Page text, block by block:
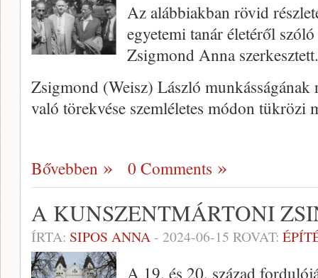
Az alábbiakban rövid
egyetemi tanár életéről
Zsigmond Anna szerkesztett.
Zsigmond (Weisz) László munkásságának
való tö­rekvése szemléletes módon tükrözi
Bővebben 0 Comments
A KUNSZENTMÁRTONI
ÍRTA: SIPOS ANNA- 2024-06-15 ROVAT:
A 19. és 20. század